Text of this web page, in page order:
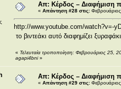
Απ: Κέρδος – Διαφήμιση
« Απάντηση #28 στις:
http://www.youtube.com/watch?v=-
το βιντεάκι αυτό διαφημίζει
« Τελευταία τροποποίηση: Φεβρουάριος 25,
agapi4bni»
Απ: Κέρδος – Διαφήμιση
« Απάντηση #29 στις: